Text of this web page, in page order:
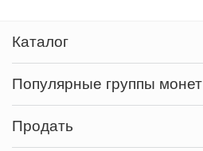
Каталог
Популярные группы монет
Продать